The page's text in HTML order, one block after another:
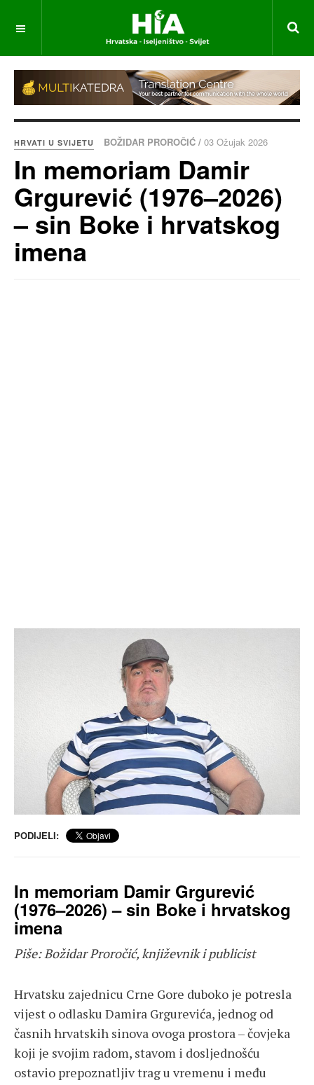
HRVATI U SVIJETU BOŽIDAR PROROČIĆ / 03 Ožujak 2026
In memoriam Damir
Grgurević (1976–2026)
– sin Boke i hrvatskog
imena
PODIJELI:
In memoriam Damir Grgurević
(1976–2026) – sin Boke i hrvatskog
imena
Piše: Božidar Proročić, književnik i publicist
Hrvatsku zajednicu Crne Gore duboko je potresla
vijest o odlasku Damira Grgurevića, jednog od
časnih hrvatskih sinova ovoga prostora – čovjeka
koji je svojim radom, stavom i dosljednošću
ostavio prepoznatljiv trag u vremenu i među